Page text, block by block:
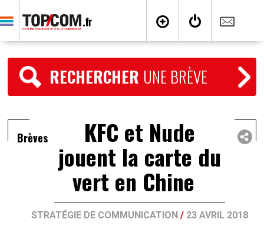
RECHERCHER UNE BRÈVE
Brèves KFC et Nude
jouent la carte du
vert en Chine
STRATÉGIE DE COMMUNICATION/ 23 AVRIL 2018